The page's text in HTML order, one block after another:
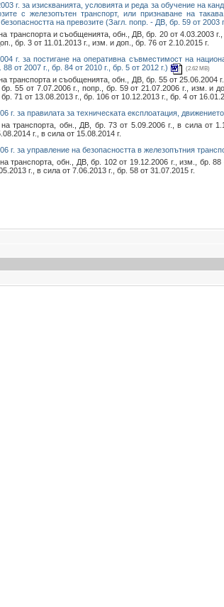
г. за изискванията, условията и реда за обучение на
с железопътен транспорт, или признаване на
на превозите (Загл. попр. - ДВ, бр. 59 от 2003
транспорта и съобщенията, обн., ДВ, бр. 20 от 4.03.2003
бр. 3 от 11.01.2013 г., изм. и доп., бр. 76 от 2.10.2015 г.
г. за постигане на оперативна съвместимост на
от 2007 г., бр. 84 от 2010 г., бр. 5 от 2012 г.)
(2.62 MB)
транспорта и съобщенията, обн., ДВ, бр. 55 от 25.06.2004
бр. 55 от 7.07.2006 г., попр., бр. 59 от 21.07.2006 г., изм. и
71 от 13.08.2013 г., бр. 106 от 10.12.2013 г., бр. 4 от
г. за правилата за техническата експлоатация,
транспорта, обн., ДВ, бр. 73 от 5.09.2006 г., в сила от
г., в сила от 15.08.2014 г.
г. за управление на безопасността в железопътния
транспорта, обн., ДВ, бр. 102 от 19.12.2006 г., изм., бр.
г., в сила от 7.06.2013 г., бр. 58 от 31.07.2015 г.